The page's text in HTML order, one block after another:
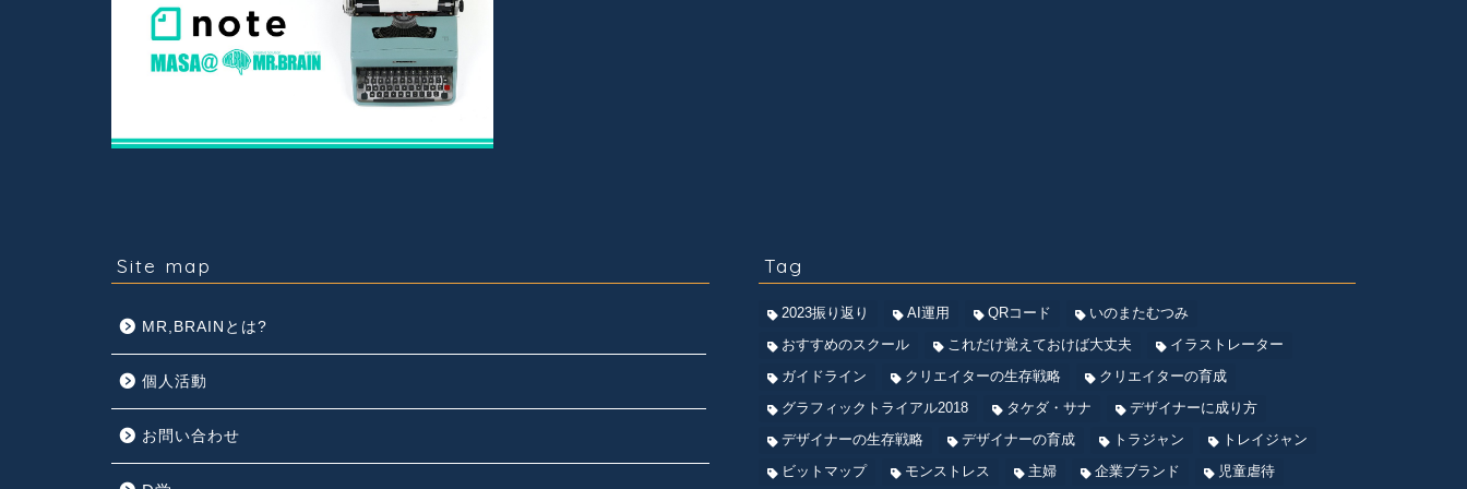
Site map
MR,BRAINとは?
個人活動
お問い合わせ
Tag
2023振り返り AI運用 QRコード
いのまたむつみ
おすすめのスクール
これだけ覚えておけば大丈夫
イラストレーター
ガイドライン
クリエイターの生存戦略
クリエイターの育成
グラフィックトライアル2018
タケダ・サナ
デザイナーに成り方
デザイナーの生存戦略
デザイナーの育成 トラジャン
トレイジャン
ビットマップ
モンストレス 主婦 企業ブランド 児童虐待